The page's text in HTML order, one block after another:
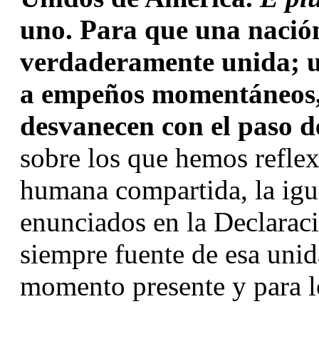
uno. Para que una
verdaderamente unida;
a empeños
desvanecen con el paso
sobre los que hemos
humana compartida, la
enunciados en la
siempre fuente de esa
momento presente y para